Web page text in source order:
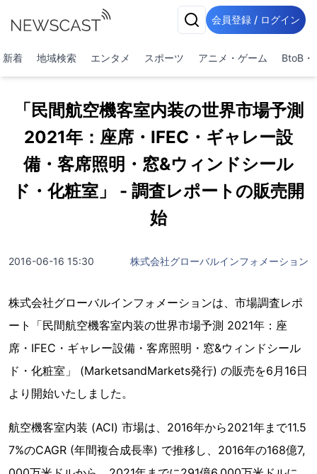
会員登録 / ログイン
新着 地域検索 エンタメ スポーツ アニメ・ゲーム BtoB・
「民間航空機客室内装の世界市場予測
2021年：座席・IFEC・ギャレー設
備・客席照明・窓&ウィンドシール
ド・化粧室」 - 調査レポートの販売開
始
2016-06-16 15:30 株式会社グローバルインフォメーション
株式会社グローバルインフォメーションは、市場調査レポ
ート「民間航空機客室内装の世界市場予測 2021年：座
席・IFEC・ギャレー設備・客席照明・窓&ウィンドシール
ド・化粧室」 (MarketsandMarkets発行) の販売を6月16日
より開始いたしました。
航空機客室内装 (ACI) 市場は、2016年から2021年まで11.5
7%のCAGR (年間複合成長率) で推移し、2016年の168億7,